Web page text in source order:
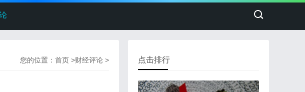
您的位置： 首页 >财经评论 > 点击排行